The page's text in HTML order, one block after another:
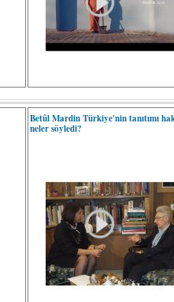
Betûl Mardin Türkiye'nin tanıtımı
neler söyledi?